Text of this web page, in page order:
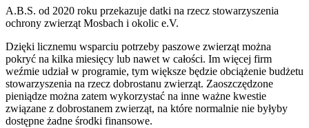
A.B.S. od 2020 roku przekazuje datki na rzecz stowarzyszenia
ochrony zwierząt Mosbach i okolic e.V.
Dzięki licznemu wsparciu potrzeby paszowe zwierząt można
pokryć na kilka miesięcy lub nawet w całości. Im więcej firm
weźmie udział w programie, tym większe będzie obciążenie budżetu
stowarzyszenia na rzecz dobrostanu zwierząt. Zaoszczędzone
pieniądze można zatem wykorzystać na inne ważne kwestie
związane z dobrostanem zwierząt, na które normalnie nie byłyby
dostępne żadne środki finansowe.